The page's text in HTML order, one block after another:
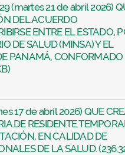
(martes 21 de abril 2026)
DEL ACUERDO
ENTRE EL ESTADO,
DE SALUD (MINSA) Y EL
PANAMÁ, CONFORMADO
17 de abril 2026) QUE
DE RESIDENTE
EN CALIDAD DE
DE LA SALUD.